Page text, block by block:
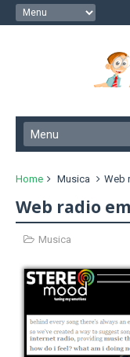
Home Musica Web
Web radio
Musica